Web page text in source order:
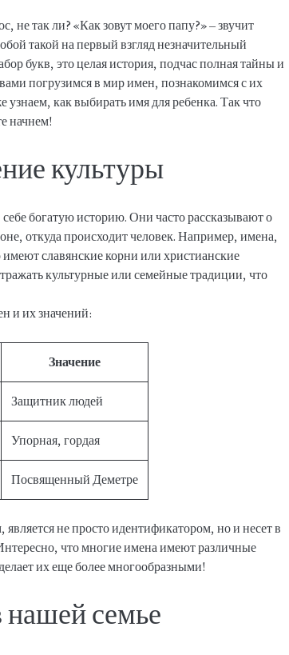
не так ли? «Как зовут моего папу?» – звучит
такой на первый взгляд незначительный
букв, это целая история, подчас полная тайны и
погрузимся в мир имен, познакомимся с их
как выбирать имя для ребенка. Так что
начнем!
культуры
богатую историю. Они часто рассказывают о
откуда происходит человек. Например, имена,
славянские корни или христианские
культурные или семейные традиции, что
и их значений:
Значение
Защитник людей
Упорная, гордая
Посвященный Деметре
не просто идентификатором, но и несет в
что многие имена имеют различные
их еще более многообразными!
семье